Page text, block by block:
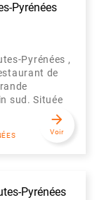
Pyrénées
Pyrénées ,
de
sud. Située
arrow_forward
Voir
Pyrénées